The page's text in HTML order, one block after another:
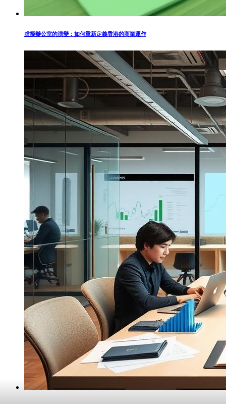
虛擬辦公室的演變：如何重新定義香港的商業運作